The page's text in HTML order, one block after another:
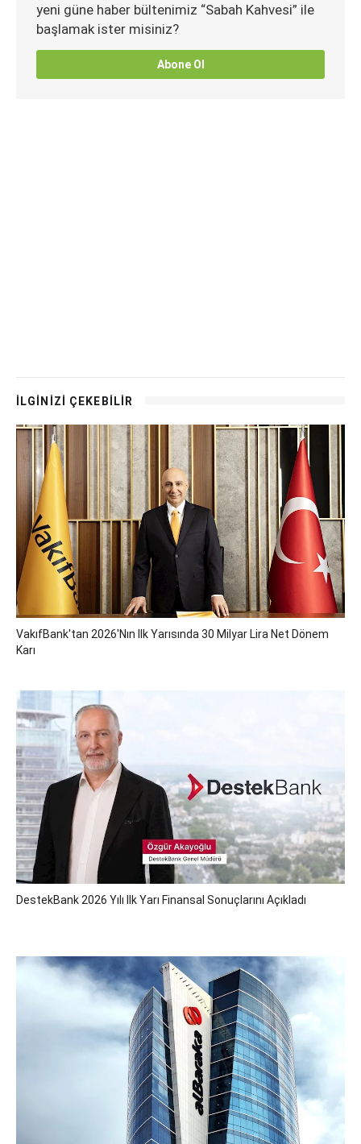
yeni güne haber bültenimiz “Sabah Kahvesi” ile
başlamak ister misiniz?
Abone Ol
İLGİNİZİ ÇEKEBİLİR
VakıfBank'tan 2026'nın Ilk Yarısında 30 Milyar Lira Net Dönem
Karı
DestekBank 2026 Yılı Ilk Yarı Finansal Sonuçlarını Açıkladı